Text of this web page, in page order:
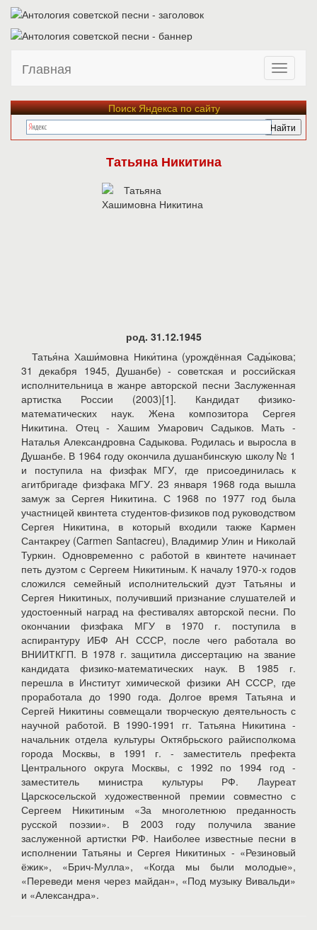
Главная
Поиск Яндекса по сайту
Татьяна Никитина
род. 31.12.1945
Татья́на Хаши́мовна Ники́тина (урождённая Сады́кова;
31 декабря 1945, Душанбе) - советская и российская
исполнительница в жанре авторской песни Заслуженная
артистка России (2003)[1]. Кандидат физико-
математических наук. Жена композитора Сергея
Никитина. Отец - Хашим Умарович Садыков. Мать -
Наталья Александровна Садыкова. Родилась и выросла в
Душанбе. В 1964 году окончила душанбинскую школу № 1
и поступила на физфак МГУ, где присоединилась к
агитбригаде физфака МГУ. 23 января 1968 года вышла
замуж за Сергея Никитина. С 1968 по 1977 год была
участницей квинтета студентов-физиков под руководством
Сергея Никитина, в который входили также Кармен
Сантакреу (Carmen Santacreu), Владимир Улин и Николай
Туркин. Одновременно с работой в квинтете начинает
петь дуэтом с Сергеем Никитиным. К началу 1970-х годов
сложился семейный исполнительский дуэт Татьяны и
Сергея Никитиных, получивший признание слушателей и
удостоенный наград на фестивалях авторской песни. По
окончании физфака МГУ в 1970 г. поступила в
аспирантуру ИБФ АН СССР, после чего работала во
ВНИИТКГП. В 1978 г. защитила диссертацию на звание
кандидата физико-математических наук. В 1985 г.
перешла в Институт химической физики АН СССР, где
проработала до 1990 года. Долгое время Татьяна и
Сергей Никитины совмещали творческую деятельность с
научной работой. В 1990-1991 гг. Татьяна Никитина -
начальник отдела культуры Октябрьского райисполкома
города Москвы, в 1991 г. - заместитель префекта
Центрального округа Москвы, с 1992 по 1994 год -
заместитель министра культуры РФ. Лауреат
Царскосельской художественной премии совместно с
Сергеем Никитиным «За многолетнюю преданность
русской поэзии». В 2003 году получила звание
заслуженной артистки РФ. Наиболее известные песни в
исполнении Татьяны и Сергея Никитиных - «Резиновый
ёжик», «Брич-Мулла», «Когда мы были молодые»,
«Переведи меня через майдан», «Под музыку Вивальди»
и «Александра».